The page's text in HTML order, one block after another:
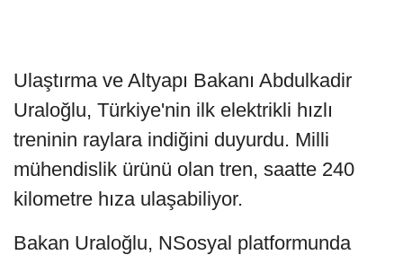
Ulaştırma ve Altyapı Bakanı Abdulkadir
Uraloğlu, Türkiye'nin ilk elektrikli hızlı
treninin raylara indiğini duyurdu. Milli
mühendislik ürünü olan tren, saatte 240
kilometre hıza ulaşabiliyor.
Bakan Uraloğlu, NSosyal platformunda